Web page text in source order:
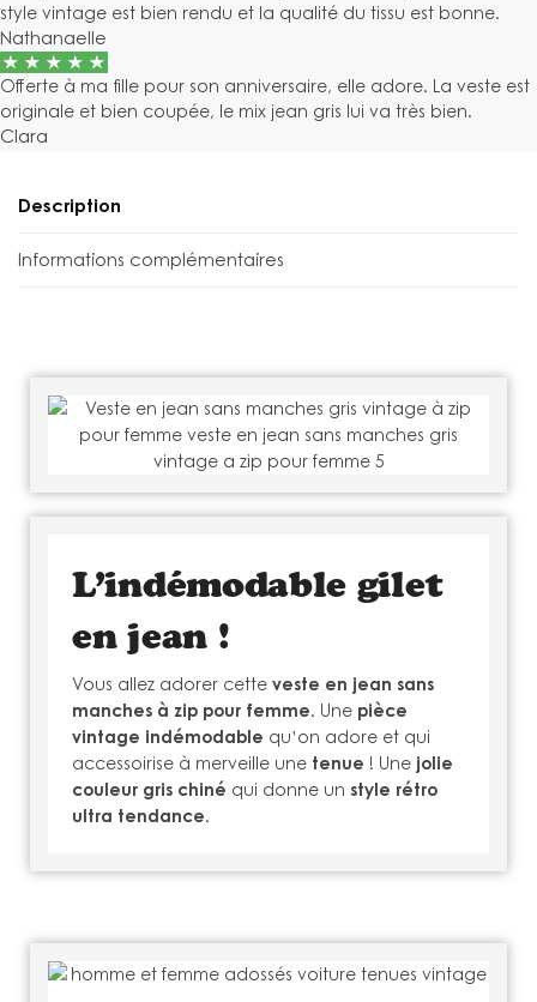
style vintage est bien rendu et la qualité du tissu est bonne.
Nathanaelle
Offerte à ma fille pour son anniversaire, elle adore. La veste est
originale et bien coupée, le mix jean gris lui va très bien.
Clara
Description
Informations complémentaires
L’indémodable gilet
en jean !
Vous allez adorer cette veste en jean sans
manches à zip pour femme. Une pièce
vintage indémodable qu’on adore et qui
accessoirise à merveille une tenue ! Une jolie
couleur gris chiné qui donne un style rétro
ultra tendance.